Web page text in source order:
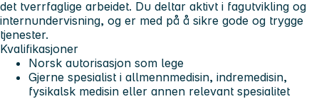
det tverrfaglige arbeidet. Du deltar aktivt i fagutvikling og
internundervisning, og er med på å sikre gode og trygge
tjenester.
Kvalifikasjoner
Norsk autorisasjon som lege
Gjerne spesialist i allmennmedisin, indremedisin,
fysikalsk medisin eller annen relevant spesialitet